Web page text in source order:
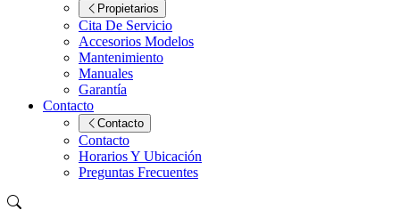
Propietarios
Cita De Servicio
Accesorios Modelos
Mantenimiento
Manuales
Garantía
Contacto
Contacto
Contacto
Horarios Y Ubicación
Preguntas Frecuentes